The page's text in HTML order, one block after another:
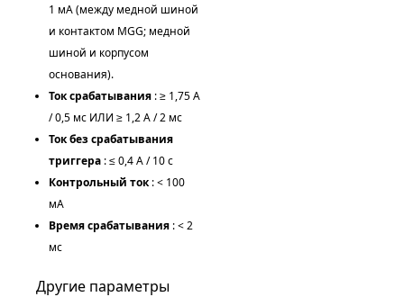
1 мА (между медной шиной
и контактом MGG; медной
шиной и корпусом
основания).
Ток срабатывания : ≥ 1,75 А
/ 0,5 мс ИЛИ ≥ 1,2 А / 2 мс
Ток без срабатывания
триггера : ≤ 0,4 А / 10 с
Контрольный ток: < 100
мА
Время срабатывания : < 2
мс
Другие параметры